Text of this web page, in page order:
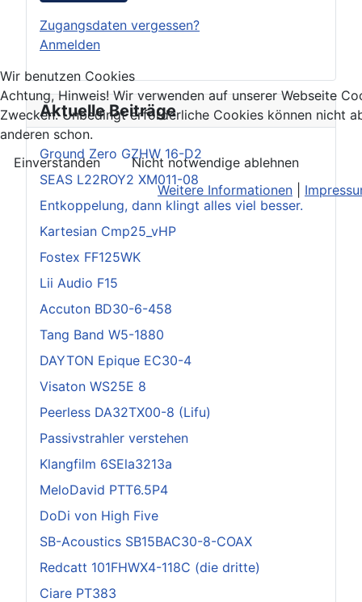
Zugangsdaten vergessen?
Anmelden
Aktuelle Beiträge
Ground Zero GZHW 16-D2
SEAS L22ROY2 XM011-08
Entkoppelung, dann klingt alles viel besser.
Kartesian Cmp25_vHP
Fostex FF125WK
Lii Audio F15
Accuton BD30-6-458
Tang Band W5-1880
DAYTON Epique EC30-4
Visaton WS25E 8
Peerless DA32TX00-8 (Lifu)
Passivstrahler verstehen
Klangfilm 6SEla3213a
MeloDavid PTT6.5P4
DoDi von High Five
SB-Acoustics SB15BAC30-8-COAX
Redcatt 101FHWX4-118C (die dritte)
Ciare PT383
Wir benutzen Cookies
Achtung, Hinweis! Wir verwenden auf unserer Webseite
Zwecken. Unbedingt erforderliche Cookies können nicht
anderen schon.
Einverstanden
Nicht notwendige ablehnen
Weitere Informationen